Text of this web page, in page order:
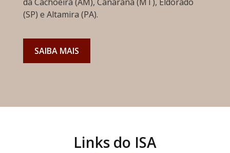
da Cachoeira (AM), Canarana (MT), Eldorado
(SP) e Altamira (PA).
SAIBA MAIS
Links do ISA